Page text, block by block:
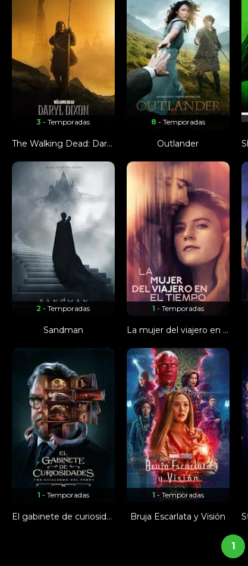
3- Temporadas
The Walking Dead: Daryl Dixon
8 - Temporadas
Outlander
2- Temporadas
Sandman
1 - Temporadas
La mujer del viajero en el tiempo
1 - Temporadas
El gabinete de curiosidades de Guillermo del Toro
1 - Temporadas
Bruja Escarlata y Visión
1